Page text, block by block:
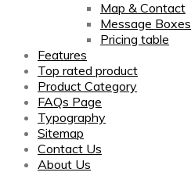
Map & Contact
Message Boxes
Pricing table
Features
Top rated product
Product Category
FAQs Page
Typography
Sitemap
Contact Us
About Us